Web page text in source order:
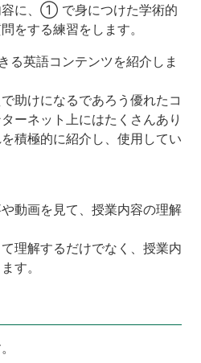
容に、① で身につけた学術的
をする練習をします。
英語コンテンツを紹介しま
助けになるであろう優れたコ
ーネット上にはたくさんあり
積極的に紹介し、使用してい
動画を見て、授業内容の理解
理解するだけでなく、授業内
す。